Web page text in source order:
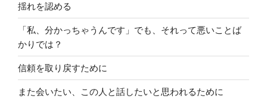
揺れを認める
「私、分かっちゃうんです」でも、それって悪いことば
かりでは？
信頼を取り戻すために
また会いたい、この人と話したいと思われるために